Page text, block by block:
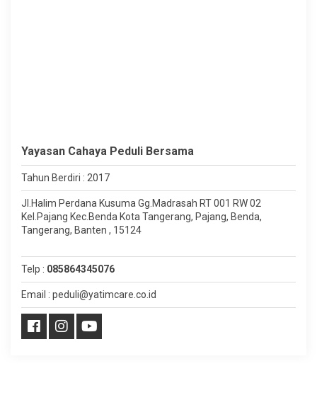
Yayasan Cahaya Peduli Bersama
Tahun Berdiri : 2017
Jl.Halim Perdana Kusuma Gg.Madrasah RT 001 RW 02
Kel.Pajang Kec.Benda Kota Tangerang, Pajang, Benda,
Tangerang, Banten , 15124
Telp : 085864345076
Email : peduli@yatimcare.co.id